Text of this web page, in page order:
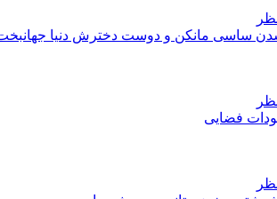
ساسی مانکن و دوست دخترش دنیا
فضایی